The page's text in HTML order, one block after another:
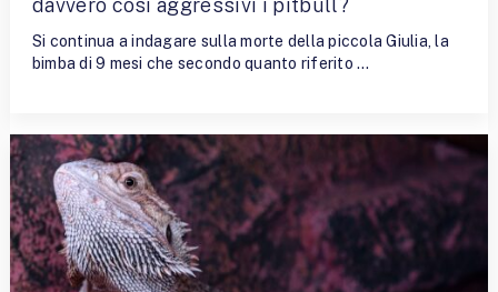
davvero così aggressivi i pitbull?
Si continua a indagare sulla morte della piccola Giulia, la
bimba di 9 mesi che secondo quanto riferito …